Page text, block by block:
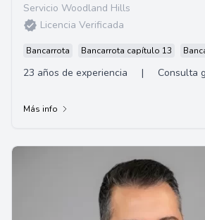
Servicio Woodland Hills
Licencia Verificada
Bancarrota Bancarrota capítulo 13
23 años de experiencia | Consulta
Más info